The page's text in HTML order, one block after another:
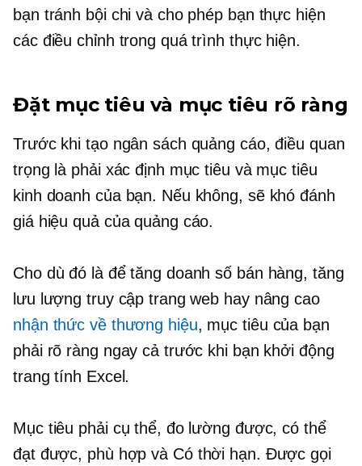
bạn tránh bội chi và cho phép bạn thực hiện
các điều chỉnh trong quá trình thực hiện.
Đặt mục tiêu và mục tiêu rõ ràng
Trước khi tạo ngân sách quảng cáo, điều quan
trọng là phải xác định mục tiêu và mục tiêu
kinh doanh của bạn. Nếu không, sẽ khó đánh
giá hiệu quả của quảng cáo.
Cho dù đó là để tăng doanh số bán hàng, tăng
lưu lượng truy cập trang web hay nâng cao
nhận thức về thương hiệu, mục tiêu của bạn
phải rõ ràng ngay cả trước khi bạn khởi động
trang tính Excel.
Mục tiêu phải cụ thể, đo lường được, có thể
đạt được, phù hợp và Có thời hạn. Được gọi